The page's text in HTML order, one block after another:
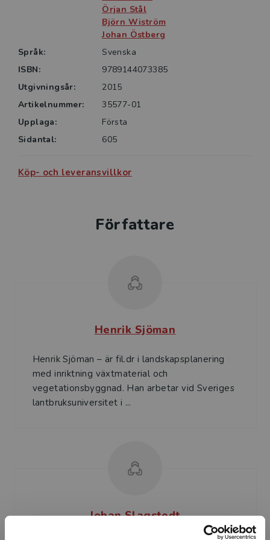
med över 1000 träd, ett ovärderligt verktyg i arbetet
att skapa livskraftiga trädbestånd och därmed
Örjan Stål
Björn Wiström
Johan Östberg
Språk:
Svenska
ISBN:
9789144073385
Utgivningsår:
2015
Artikelnummer:
35577-01
Upplaga:
Första
Sidantal:
605
Köp- och leveransvillkor
Författare
Henrik Sjöman
Henrik Sjöman – är fil.dr i landskapsplanering
med inriktning växtmaterial och
vegetationsbyggnad. Han arbetar vid Sveriges
lantbruksuniversitet i ...
Johan Slagstedt